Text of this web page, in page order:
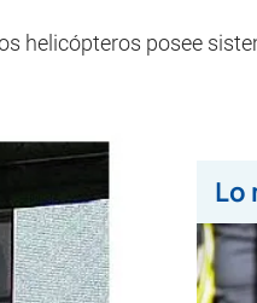
helicópteros posee
Lo